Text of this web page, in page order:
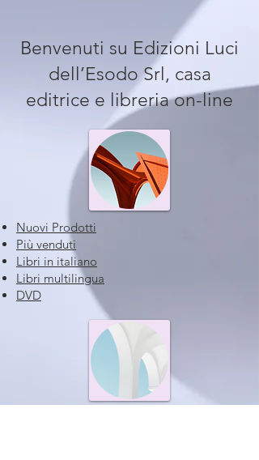
Benvenuti su Edizioni Luci
dell’Esodo Srl, casa
editrice e libreria on-line
Nuovi Prodotti
Più venduti
Libri in italiano
Libri multilingua
DVD